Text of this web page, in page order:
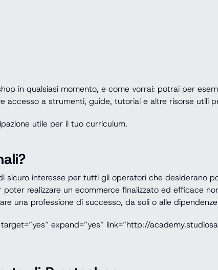
in qualsiasi momento, e come vorrai: potrai per
a strumenti, guide, tutorial e altre risorse utili
utile per il tuo curriculum.
sicuro interesse per tutti gli operatori che desiderano
realizzare un ecommerce finalizzato ed efficace
una professione di successo, da soli o alle dipendenze
expand=”yes” link=”http://